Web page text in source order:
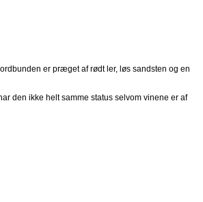
er præget af rødt ler, løs sandsten og en
den ikke helt samme status selvom vinene er af